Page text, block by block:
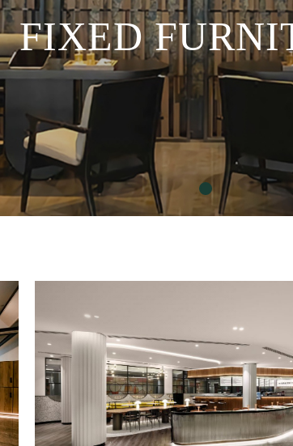
FIXED